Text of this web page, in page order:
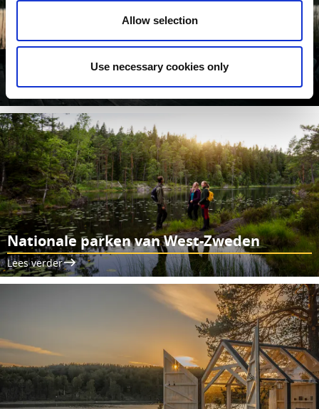
Allow selection
Use necessary cookies only
Allemansrecht
Bekijk hier hoe het Zweedse allemansrecht in z’n werk gaat
Lees verder
Nationale parken van West-Zweden
Lees verder